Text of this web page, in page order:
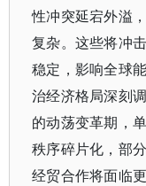
性冲突延宕外溢
复杂。这些将冲
稳定，影响全球
治经济格局深刻
的动荡变革期，
秩序碎片化，部
经贸合作将面临